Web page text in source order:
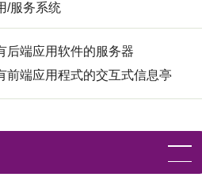
/服务系统
后端应用软件的服务器
前端应用程式的交互式信息亭